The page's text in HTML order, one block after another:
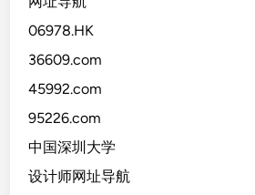
06978.HK
36609.com
45992.com
95226.com
中国深圳大学
设计师网址导航